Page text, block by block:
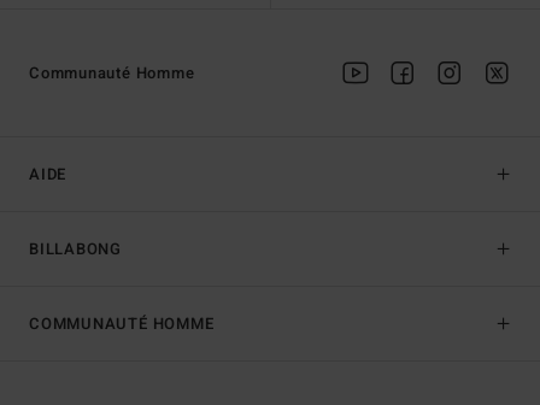
AIDE
BILLABONG
Communauté Homme
COMMUNAUTÉ HOMME